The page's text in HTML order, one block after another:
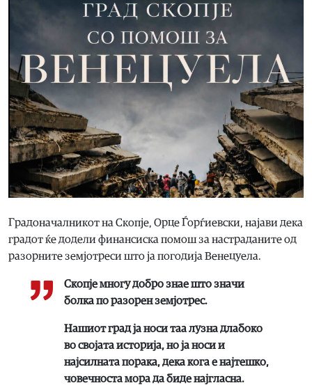
Градоначалникот на Скопје, Орце Ѓорѓиевски, најави дека
градот ќе додели финансиска помош за настраданите од
разорните земјотреси што ја погодија Венецуела.
Скопје многу добро знае што значи
болка по разорен земјотрес.
Нашиот град ја носи таа лузна длабоко
во својата историја, но ја носи и
најсилната порака, дека кога е најтешко,
човечноста мора да биде најгласна.